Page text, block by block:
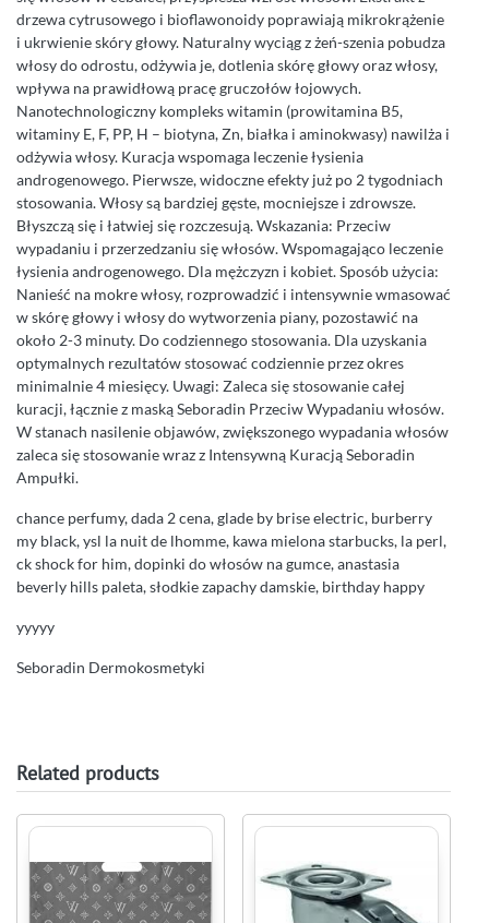
drzewa cytrusowego i bioflawonoidy poprawiają mikrokrążenie
i ukrwienie skóry głowy. Naturalny wyciąg z żeń-szenia pobudza
włosy do odrostu, odżywia je, dotlenia skórę głowy oraz włosy,
wpływa na prawidłową pracę gruczołów łojowych.
Nanotechnologiczny kompleks witamin (prowitamina B5,
witaminy E, F, PP, H – biotyna, Zn, białka i aminokwasy) nawilża i
odżywia włosy. Kuracja wspomaga leczenie łysienia
androgenowego. Pierwsze, widoczne efekty już po 2 tygodniach
stosowania. Włosy są bardziej gęste, mocniejsze i zdrowsze.
Błyszczą się i łatwiej się rozczesują. Wskazania: Przeciw
wypadaniu i przerzedzaniu się włosów. Wspomagająco leczenie
łysienia androgenowego. Dla mężczyzn i kobiet. Sposób użycia:
Nanieść na mokre włosy, rozprowadzić i intensywnie wmasować
w skórę głowy i włosy do wytworzenia piany, pozostawić na
około 2-3 minuty. Do codziennego stosowania. Dla uzyskania
optymalnych rezultatów stosować codziennie przez okres
minimalnie 4 miesięcy. Uwagi: Zaleca się stosowanie całej
kuracji, łącznie z maską Seboradin Przeciw Wypadaniu włosów.
W stanach nasilenie objawów, zwiększonego wypadania włosów
zaleca się stosowanie wraz z Intensywną Kuracją Seboradin
Ampułki.
chance perfumy, dada 2 cena, glade by brise electric, burberry
my black, ysl la nuit de lhomme, kawa mielona starbucks, la perl,
ck shock for him, dopinki do włosów na gumce, anastasia
beverly hills paleta, słodkie zapachy damskie, birthday happy
yyyyy
Seboradin Dermokosmetyki
Related products